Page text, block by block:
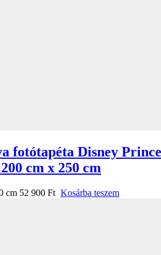
fotótapéta Disney
cm x 250 cm
cm 52 900 Ft Kosárba teszem